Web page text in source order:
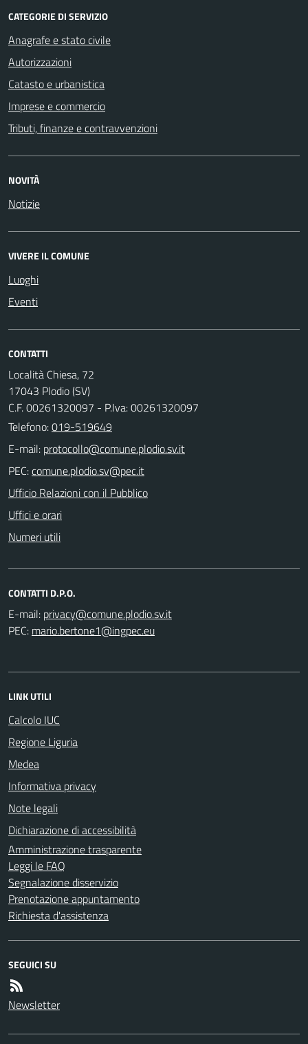
CATEGORIE DI SERVIZIO
Anagrafe e stato civile
Autorizzazioni
Catasto e urbanistica
Imprese e commercio
Tributi, finanze e contravvenzioni
NOVITÀ
Notizie
VIVERE IL COMUNE
Luoghi
Eventi
CONTATTI
Località Chiesa, 72
17043 Plodio (SV)
C.F. 00261320097 - P.Iva: 00261320097
Telefono:019-519649
E-mail:
PEC:
Ufficio Relazioni con il Pubblico
Uffici e orari
Numeri utili
CONTATTI D.P.O.
E-mail:
PEC:
LINK UTILI
Calcolo IUC
Regione Liguria
Medea
Informativa privacy
Note legali
Dichiarazione di accessibilità
Amministrazione trasparente
Leggi le FAQ
Segnalazione disservizio
Prenotazione appuntamento
Richiesta d'assistenza
SEGUICI SU
Newsletter